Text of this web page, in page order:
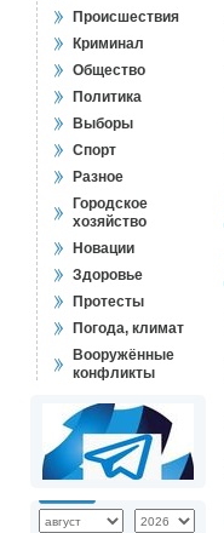
Происшествия
Криминал
Общество
Политика
Выборы
Спорт
Разное
Городское
хозяйство
Новации
Здоровье
Протесты
Погода, климат
Вооружённые
конфликты